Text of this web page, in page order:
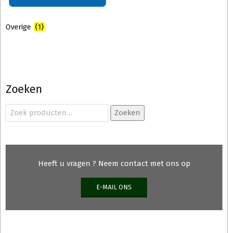
Overige (1)
Zoeken
Zoeken
naar:
Zoeken
Heeft u vragen ? Neem contact met ons op
E-MAIL ONS